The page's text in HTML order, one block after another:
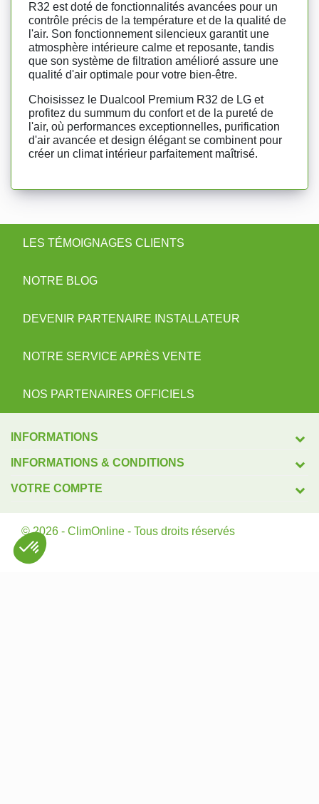
R32 est doté de fonctionnalités avancées pour un
contrôle précis de la température et de la qualité de
l'air. Son fonctionnement silencieux garantit une
atmosphère intérieure calme et reposante, tandis
que son système de filtration amélioré assure une
qualité d'air optimale pour votre bien-être.
Choisissez le Dualcool Premium R32 de LG et
profitez du summum du confort et de la pureté de
l'air, où performances exceptionnelles, purification
d'air avancée et design élégant se combinent pour
créer un climat intérieur parfaitement maîtrisé.
LES TÉMOIGNAGES CLIENTS
NOTRE BLOG
DEVENIR PARTENAIRE INSTALLATEUR
NOTRE SERVICE APRÈS VENTE
NOS PARTENAIRES OFFICIELS
INFORMATIONS
INFORMATIONS & CONDITIONS
VOTRE COMPTE
© 2026 - ClimOnline - Tous droits réservés